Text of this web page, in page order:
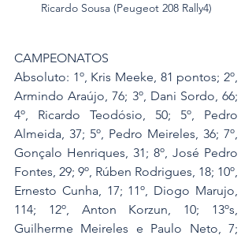
Ricardo Sousa (Peugeot 208 Rally4)
CAMPEONATOS
Absoluto: 1º, Kris Meeke, 81 pontos; 2º,
Armindo Araújo, 76; 3º, Dani Sordo, 66;
4º, Ricardo Teodósio, 50; 5º, Pedro
Almeida, 37; 5º, Pedro Meireles, 36; 7º,
Gonçalo Henriques, 31; 8º, José Pedro
Fontes, 29; 9º, Rúben Rodrigues, 18; 10º,
Ernesto Cunha, 17; 11º, Diogo Marujo,
114; 12º, Anton Korzun, 10; 13ºs,
Guilherme Meireles e Paulo Neto, 7;